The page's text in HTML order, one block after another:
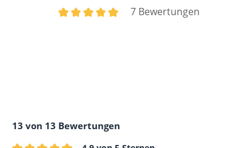
7 Bewertungen
13 von 13 Bewertungen